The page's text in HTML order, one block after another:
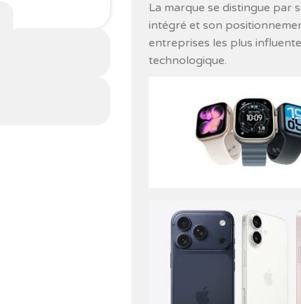
La marque se distingue par
intégré et son
entreprises les plus
technologique.